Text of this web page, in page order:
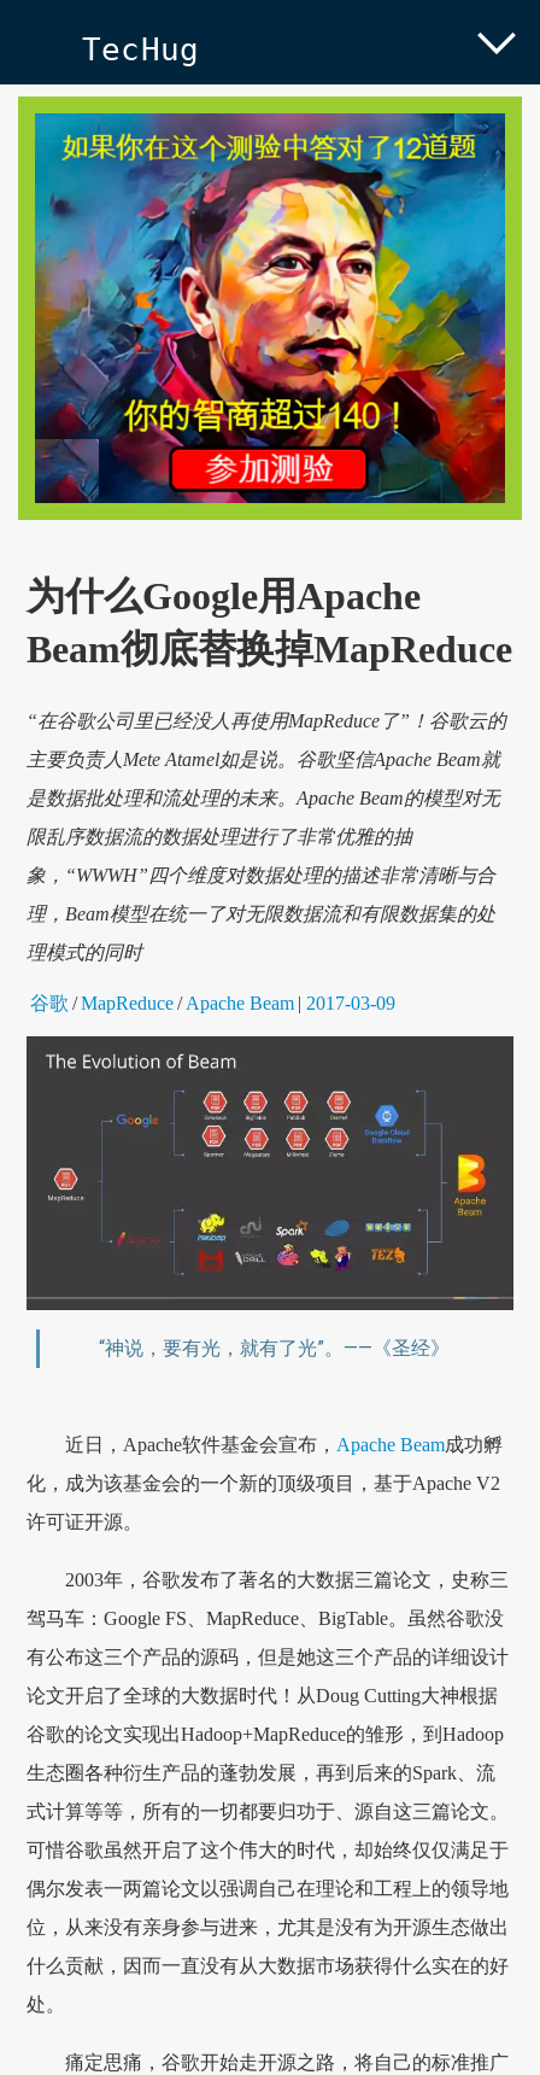
TecHug
为什么Google用Apache
Beam彻底替换掉MapReduce
“在谷歌公司里已经没人再使用MapReduce了”！谷歌云的
主要负责人Mete Atamel如是说。谷歌坚信Apache Beam就
是数据批处理和流处理的未来。Apache Beam的模型对无
限乱序数据流的数据处理进行了非常优雅的抽
象，“WWWH”四个维度对数据处理的描述非常清晰与合
理，Beam模型在统一了对无限数据流和有限数据集的处
理模式的同时
谷歌 /MapReduce/ Apache Beam | 2017-03-09
“神说，要有光，就有了光”。——《圣经》
近日，Apache软件基金会宣布， Apache Beam成功孵
化，成为该基金会的一个新的顶级项目，基于Apache V2
许可证开源。
2003年，谷歌发布了著名的大数据三篇论文，史称三
驾马车：Google FS、MapReduce、BigTable。虽然谷歌没
有公布这三个产品的源码，但是她这三个产品的详细设计
论文开启了全球的大数据时代！从Doug Cutting大神根据
谷歌的论文实现出Hadoop+MapReduce的雏形，到Hadoop
生态圈各种衍生产品的蓬勃发展，再到后来的Spark、流
式计算等等，所有的一切都要归功于、源自这三篇论文。
可惜谷歌虽然开启了这个伟大的时代，却始终仅仅满足于
偶尔发表一两篇论文以强调自己在理论和工程上的领导地
位，从来没有亲身参与进来，尤其是没有为开源生态做出
什么贡献，因而一直没有从大数据市场获得什么实在的好
处。
痛定思痛，谷歌开始走开源之路，将自己的标准推广